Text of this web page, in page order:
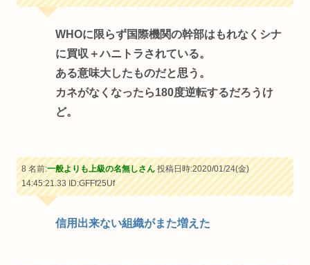
WHOに限らず国際機関の幹部はもれなくシナ
に買収＋ハニトラされている。
ある意味大したものだと思う。
カネがなくなったら180度逆転するだろうけ
ど。
8 名前:一般よりも上級の名無しさん投稿日時:2020/01/24(金)
14:45:21.33ID:GFFf25Uf
信用出来ない組織がまた増えた